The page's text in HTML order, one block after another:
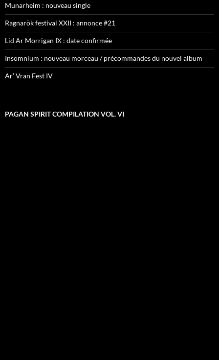
Munarheim : nouveau single
Ragnarök festival XXII : annonce #21
Lid Ar Morrigan IX : date confirmée
Insomnium : nouveau morceau / précommandes du nouvel album
Ar’ Vran Fest IV
PAGAN SPIRIT COMPILATION VOL. VI